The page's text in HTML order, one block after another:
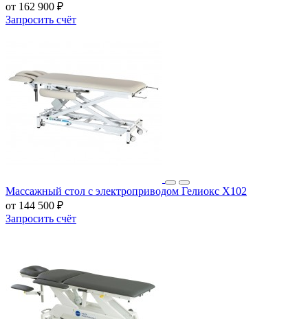
от 162 900 ₽
Запросить счёт
Массажный стол с электроприводом Гелиокс X102
от 144 500 ₽
Запросить счёт